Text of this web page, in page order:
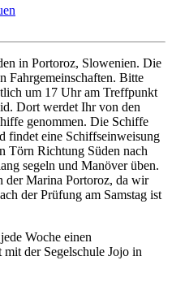
in Portoroz, Slowenien. Die
Fahrgemeinschaften. Bitte
um 17 Uhr am Treffpunkt
Dort werdet Ihr von den
genommen. Die Schiffe
findet eine Schiffseinweisung
Törn Richtung Süden nach
segeln und Manöver üben.
der Marina Portoroz, da wir
der Prüfung am Samstag ist
Woche einen
der Segelschule Jojo in